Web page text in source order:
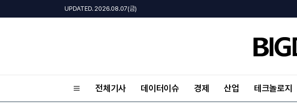
UPDATED. 2026.08.07(금)
전체기사 데이터이슈 경제 산업 테크놀로지